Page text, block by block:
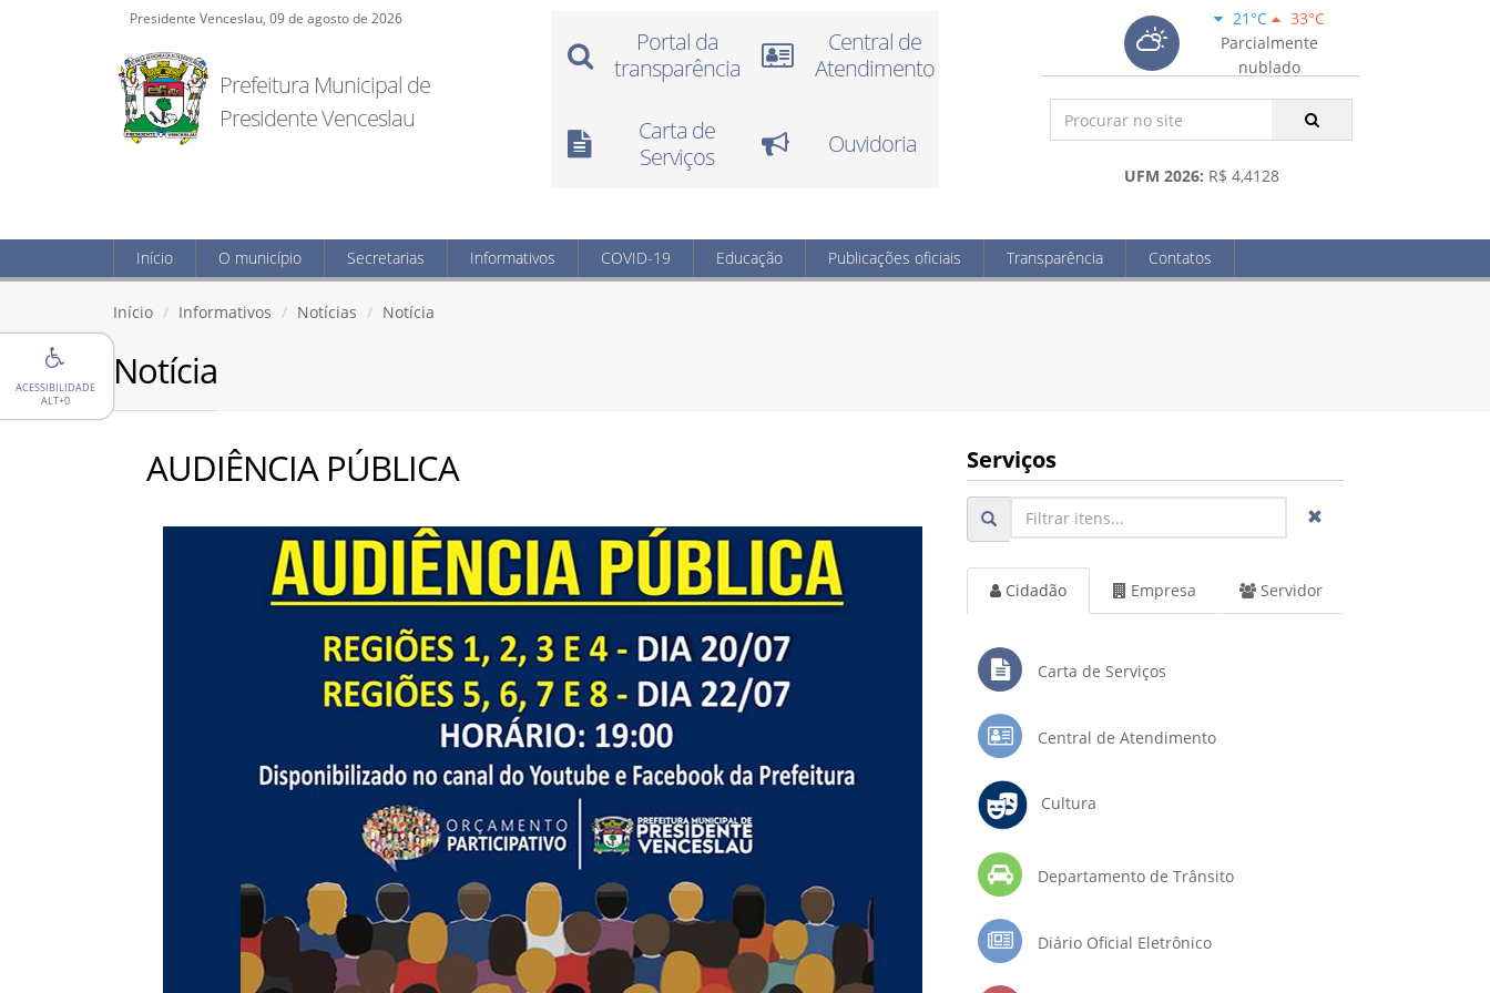
ACESSIBILIDADE
ALT+0
Presidente Venceslau, 09 de agosto de 2026
Prefeitura Municipal de
Presidente Venceslau
Portal da
transparência
Central de
Atendimento
Carta de
Serviços
Ouvidoria
21°C
33°C
Parcialmente
nublado
UFM 2026: R$ 4,4128
Início O município Secretarias Informativos COVID-19 Educação Publicações oficiais Transparência Contatos
Início Informativos Notícias Notícia
Notícia
AUDIÊNCIA PÚBLICA Serviços
Cidadão Empresa Servidor
Carta de Serviços
Central de Atendimento
Cultura
Departamento de Trânsito
Diário Oficial Eletrônico